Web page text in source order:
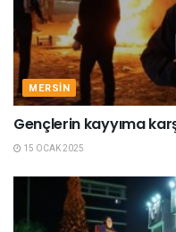
MERSIN
Gençlerin kayyıma
15 OCAK 2025